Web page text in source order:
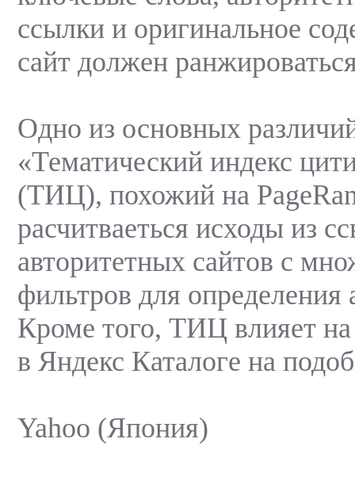
ссылки и оригинальное
сайт должен
Одно из основных
«Тематический индекс
(ТИЦ), похожий на
расчитваеться исходы из
авторитетных сайтов с
фильтров для определения
Кроме того, ТИЦ влияет
в Яндекс Каталоге на
Yahoo (Япония)